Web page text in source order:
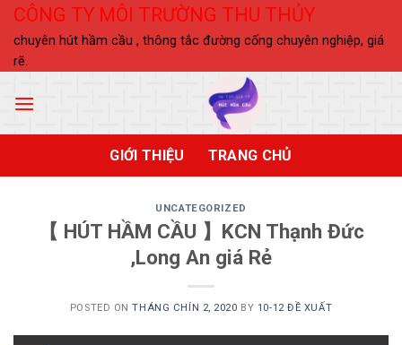
Skip
content
CÔNG TY MÔI TRƯỜNG THU THỦY
chuyên hút hầm cầu , thông tắc đường cống chuyên nghiệp, giá
rẽ.
GIỚI THIỆU TRANG CHỦ
UNCATEGORIZED
【 HÚT HẦM CẦU 】KCN Thạnh Đức
,Long An giá Rẻ
POSTED ONTHÁNG CHÍN 2, 2020 BY 10-12 ĐỀ XUẤT